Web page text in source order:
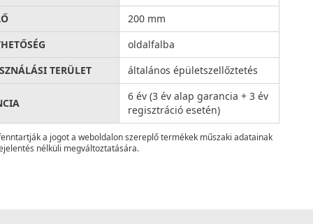
200 mm
oldalfalba
TERÜLET
általános épületszellőztetés
6 év (3 év alap garancia + 3 év
regisztráció esetén)
a jogot a weboldalon szereplő termékek műszaki adatainak
nélküli megváltoztatására.